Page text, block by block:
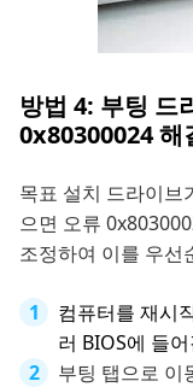
방법 4: 부팅 드
0x80300024 해
목표 설치 드라이브
으면 오류
조정하여 이를 우선
컴퓨터를 재시
러 BIOS에 들
부팅 탭으로 이